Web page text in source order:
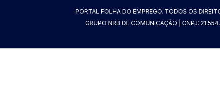
PORTAL FOLHA DO EMPREGO. TODOS OS
GRUPO NRB DE COMUNICAÇÃO | CNPJ: